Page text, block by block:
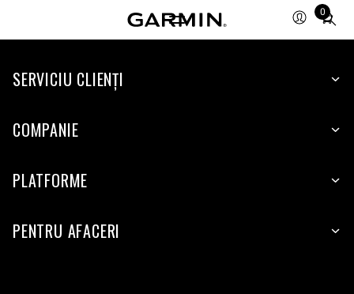
0
Total
items
cart:
SERVICIU CLIENŢI
COMPANIE
PLATFORME
PENTRU AFACERI